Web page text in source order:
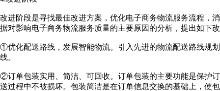
改进阶段是寻找最佳改进方案，优化电子商务物流服务流程，
据对影响电子商务物流服务质量的主要原因的分析，提出如下
①优化配送路线，发展智能物流。引入先进的物流配送路线规
线。
②订单包装实用、简洁、可回收。订单包装的主要功能是保护
送过程中不被损坏。包装简洁是在订单信息交换的基础上，使